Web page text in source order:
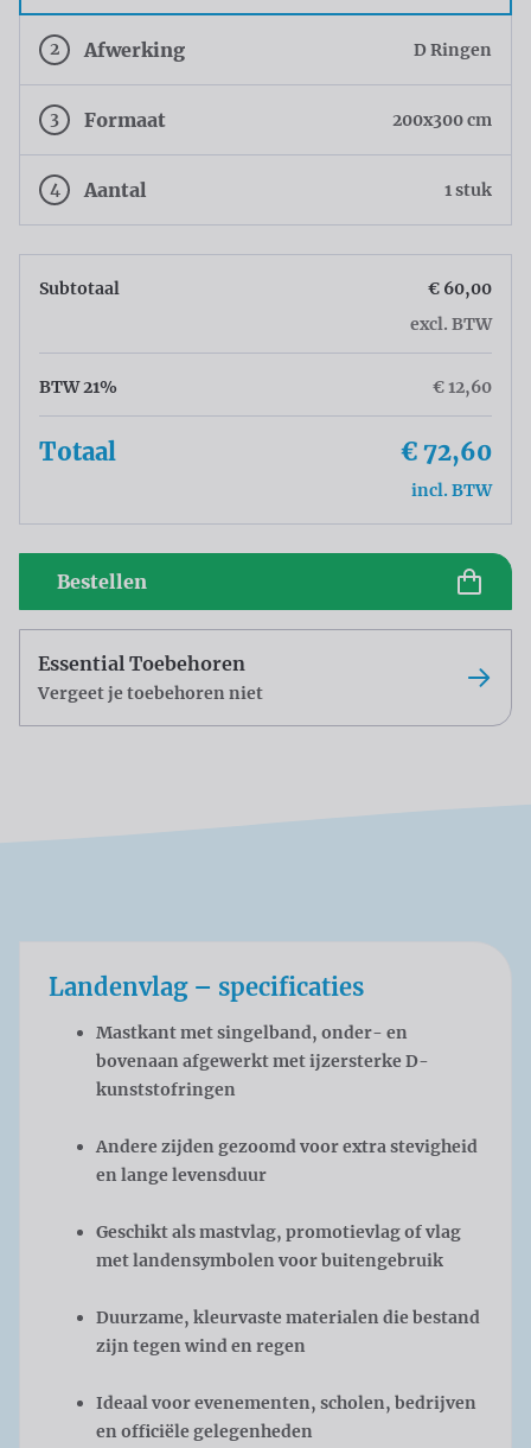
2 Afwerking D Ringen
3 Formaat 200x300 cm
4 Aantal 1 stuk
Subtotaal
€ 60,00
excl. BTW
BTW 21% € 12,60
Totaal € 72,60
incl. BTW
Bestellen
Essential Toebehoren
Vergeet je toebehoren niet
Landenvlag – specificaties
Mastkant met singelband, onder- en
bovenaan afgewerkt met ijzersterke D-
kunststofringen
Andere zijden gezoomd voor extra stevigheid
en lange levensduur
Geschikt als mastvlag, promotievlag of vlag
met landensymbolen voor buitengebruik
Duurzame, kleurvaste materialen die bestand
zijn tegen wind en regen
Ideaal voor evenementen, scholen, bedrijven
en officiële gelegenheden